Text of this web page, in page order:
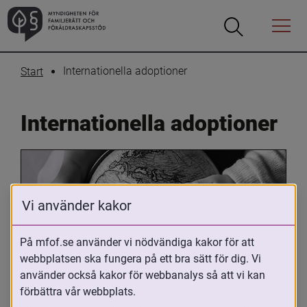
Öppna
Öppna
Menyn
Start Internationella adoptioner
Internationella adoptioner
Oavsett om du är adopterad,
adoptivförälder eller arbetar med
Vi använder kakor
På mfof.se använder vi nödvändiga kakor för att
webbplatsen ska fungera på ett bra sätt för dig. Vi
använder också kakor för webbanalys så att vi kan
förbättra vår webbplats.